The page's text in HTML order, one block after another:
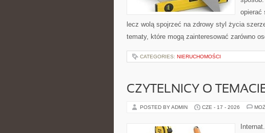
opierać
lecz wolą spojrzeć na zdrowy styl życia
tematy, które mogą zainteresować zarówno
CATEGORIES: NIERUCHOMOŚCI
CZYTELNICY O
POSTED BY ADMIN CZE - 17 - 2026